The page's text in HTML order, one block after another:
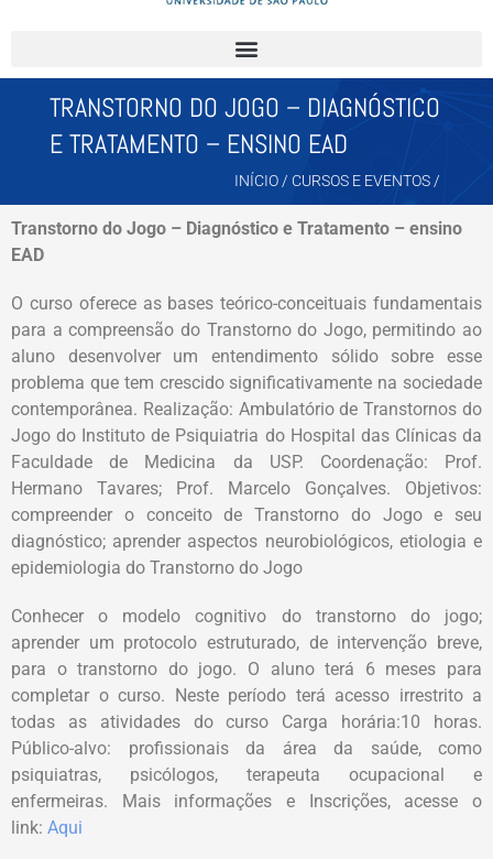
TRANSTORNO DO JOGO – DIAGNÓSTICO
E TRATAMENTO – ENSINO EAD
INÍCIO / CURSOS E EVENTOS /
Transtorno do Jogo – Diagnóstico e Tratamento – ensino
EAD
O curso oferece as bases teórico-conceituais fundamentais
para a compreensão do Transtorno do Jogo, permitindo ao
aluno desenvolver um entendimento sólido sobre esse
problema que tem crescido significativamente na sociedade
contemporânea. Realização: Ambulatório de Transtornos do
Jogo do Instituto de Psiquiatria do Hospital das Clínicas da
Faculdade de Medicina da USP. Coordenação: Prof.
Hermano Tavares; Prof. Marcelo Gonçalves. Objetivos:
compreender o conceito de Transtorno do Jogo e seu
diagnóstico; aprender aspectos neurobiológicos, etiologia e
epidemiologia do Transtorno do Jogo
Conhecer o modelo cognitivo do transtorno do jogo;
aprender um protocolo estruturado, de intervenção breve,
para o transtorno do jogo. O aluno terá 6 meses para
completar o curso. Neste período terá acesso irrestrito a
todas as atividades do curso Carga horária:10 horas.
Público-alvo: profissionais da área da saúde, como
psiquiatras, psicólogos, terapeuta ocupacional e
enfermeiras. Mais informações e Inscrições, acesse o
link: Aqui